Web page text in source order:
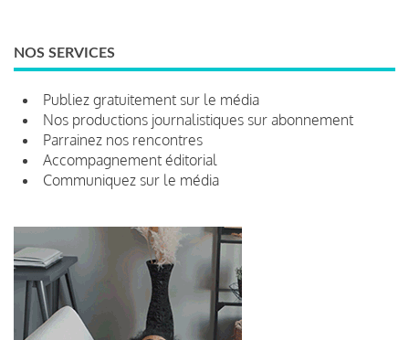
NOS SERVICES
Publiez gratuitement sur le média
Nos productions journalistiques sur abonnement
Parrainez nos rencontres
Accompagnement éditorial
Communiquez sur le média